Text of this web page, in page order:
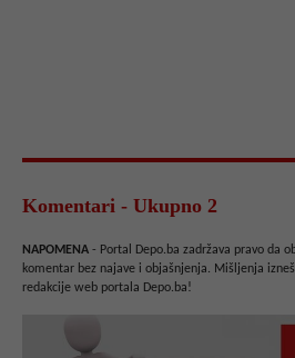
Komentari - Ukupno 2
NAPOMENA - Portal Depo.ba zadržava pravo da
komentar bez najave i objašnjenja. Mišljenja
redakcije web portala Depo.ba!